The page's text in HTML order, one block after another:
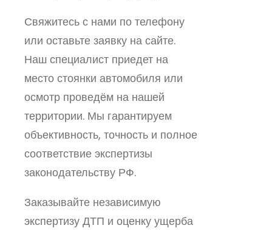
Свяжитесь с нами по телефону
или оставьте заявку на сайте.
Наш специалист приедет на
место стоянки автомобиля или
осмотр проведём на нашей
территории. Мы гарантируем
объективность, точность и полное
соответствие экспертизы
законодательству РФ.
Заказывайте независимую
экспертизу ДТП и оценку ущерба